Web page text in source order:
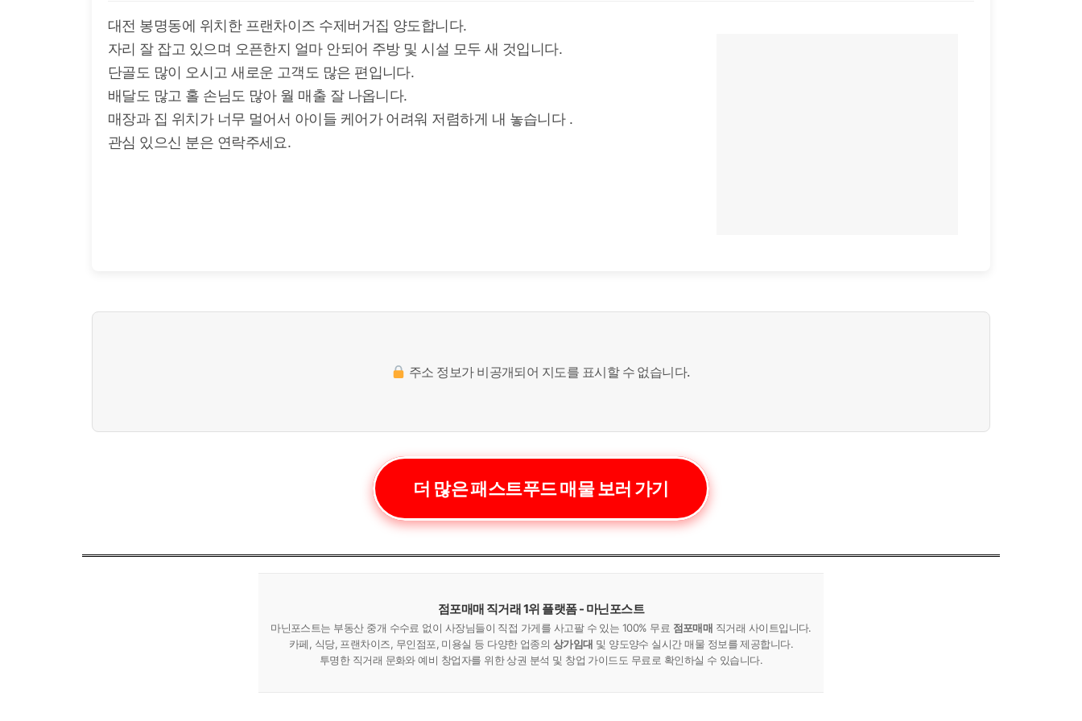
대전 봉명동에 위치한 프랜차이즈 수제버거집 양도합니다.
자리 잘 잡고 있으며 오픈한지 얼마 안되어 주방 및 시설 모두 새 것입니다.
단골도 많이 오시고 새로운 고객도 많은 편입니다.
배달도 많고 홀 손님도 많아 월 매출 잘 나옵니다.
매장과 집 위치가 너무 멀어서 아이들 케어가 어려워 저렴하게 내 놓습니다 .
관심 있으신 분은 연락주세요.
주소 정보가 비공개되어 지도를 표시할 수 없습니다.
더 많은 패스트푸드 매물 보러 가기
점포매매 직거래 1위 플랫폼 - 마닌포스트
마닌포스트는 부동산 중개 수수료 없이 사장님들이 직접 가게를 사고팔 수 있는 100% 무료 점포매매 직거래 사이트입니다.
카페, 식당, 프랜차이즈, 무인점포, 미용실 등 다양한 업종의 상가임대 및 양도양수 실시간 매물 정보를 제공합니다.
투명한 직거래 문화와 예비 창업자를 위한 상권 분석 및 창업 가이드도 무료로 확인하실 수 있습니다.